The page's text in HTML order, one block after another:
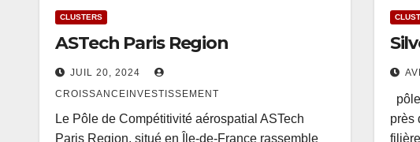
CLUSTERS
ASTech Paris Region
JUIL 20, 2024
CROISSANCEINVESTISSEMENT
Le Pôle de Compétitivité aérospatial ASTech
Paris Region, situé en Île-de-France rassemble
près